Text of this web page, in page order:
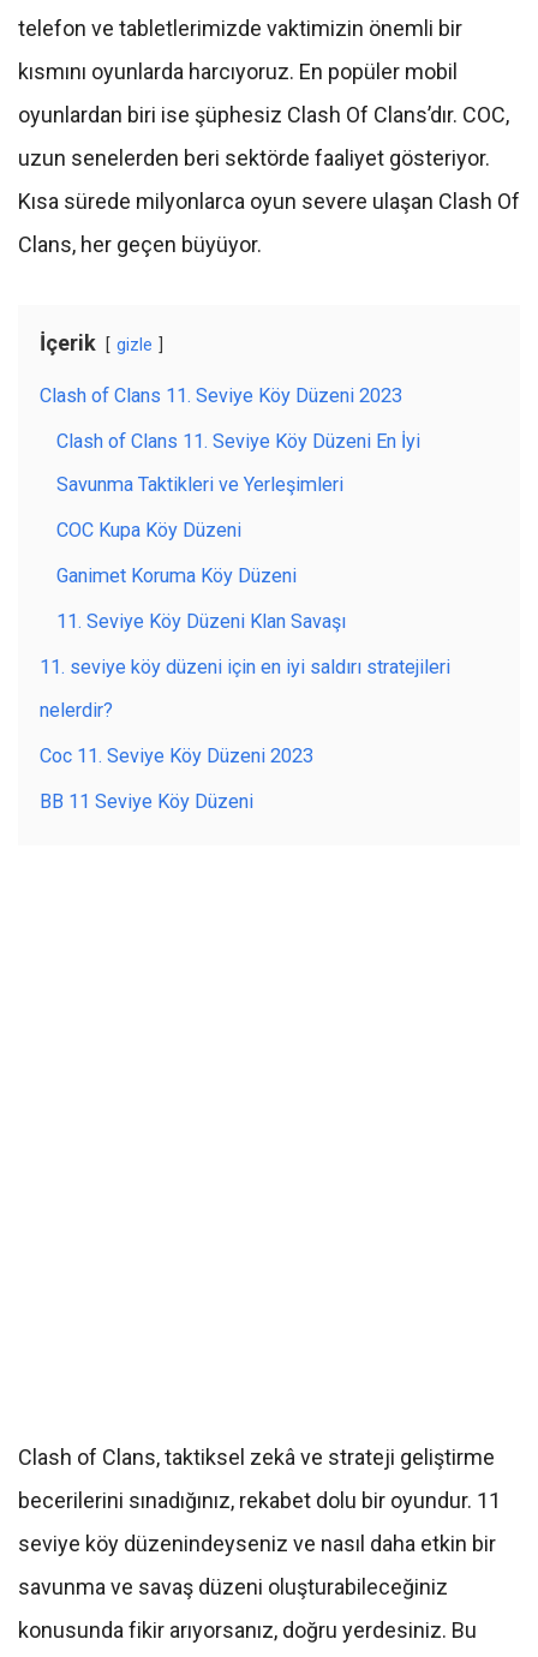
telefon ve tabletlerimizde vaktimizin önemli bir
kısmını oyunlarda harcıyoruz. En popüler mobil
oyunlardan biri ise şüphesiz Clash Of Clans’dır. COC,
uzun senelerden beri sektörde faaliyet gösteriyor.
Kısa sürede milyonlarca oyun severe ulaşan Clash Of
Clans, her geçen büyüyor.
İçerik gizle
Clash of Clans 11. Seviye Köy Düzeni 2023
Clash of Clans 11. Seviye Köy Düzeni En İyi
Savunma Taktikleri ve Yerleşimleri
COC Kupa Köy Düzeni
Ganimet Koruma Köy Düzeni
11. Seviye Köy Düzeni Klan Savaşı
11. seviye köy düzeni için en iyi saldırı stratejileri
nelerdir?
Coc 11. Seviye Köy Düzeni 2023
BB 11 Seviye Köy Düzeni
Clash of Clans, taktiksel zekâ ve strateji geliştirme
becerilerini sınadığınız, rekabet dolu bir oyundur. 11
seviye köy düzenindeyseniz ve nasıl daha etkin bir
savunma ve savaş düzeni oluşturabileceğiniz
konusunda fikir arıyorsanız, doğru yerdesiniz. Bu